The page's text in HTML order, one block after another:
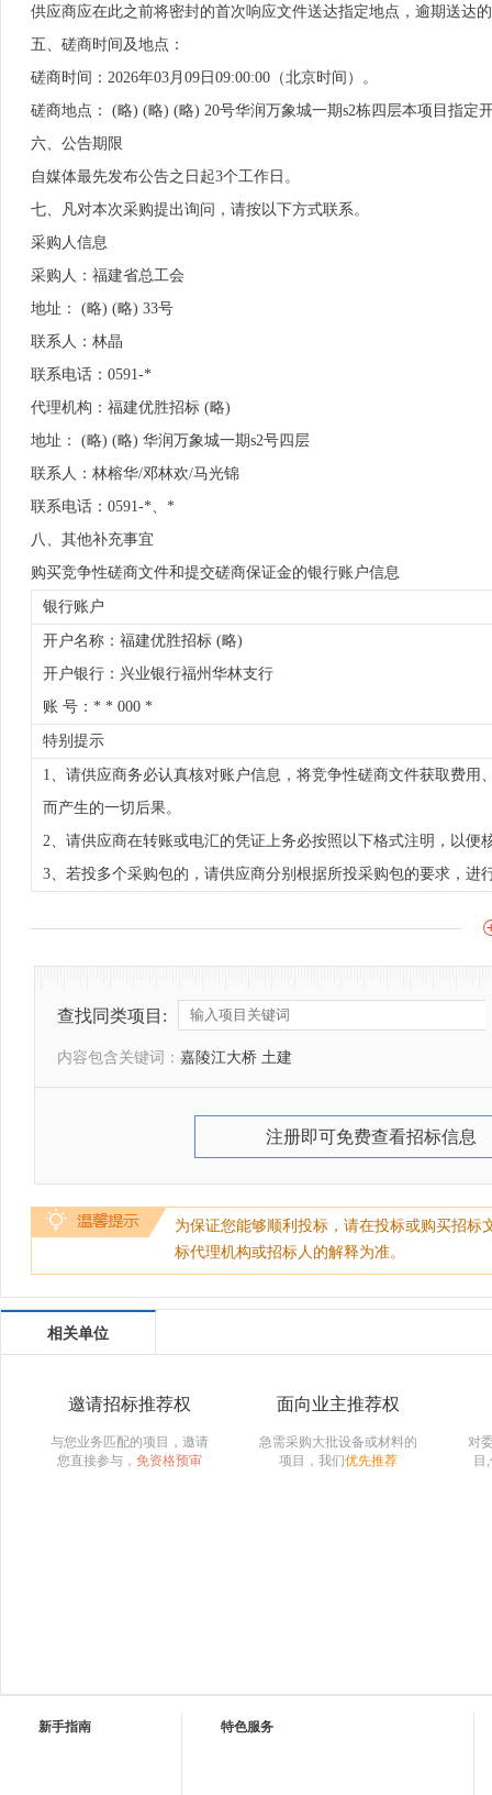
供应商应在此之前将密封的首次响应文件送达指定地点，逾期送达
五、磋商时间及地点：
磋商时间：2026年03月09日09:00:00（北京时间）。
磋商地点： (略) (略) (略) 20号华润万象城一期s2栋四层本项目指定
六、公告期限
自媒体最先发布公告之日起3个工作日。
七、凡对本次采购提出询问，请按以下方式联系。
采购人信息
采购人：福建省总工会
地址： (略) (略) 33号
联系人：林晶
联系电话：0591-*
代理机构：福建优胜招标 (略)
地址： (略) (略) 华润万象城一期s2号四层
联系人：林榕华/邓林欢/马光锦
联系电话：0591-*、*
八、其他补充事宜
购买竞争性磋商文件和提交磋商保证金的银行账户信息
银行账户
开户名称：福建优胜招标 (略)
开户银行：兴业银行福州华林支行
账 号：* * 000 *
特别提示
1、请供应商务必认真核对账户信息，将竞争性磋商文件获取费
而产生的一切后果。
2、请供应商在转账或电汇的凭证上务必按照以下格式注明，以
3、若投多个采购包的，请供应商分别根据所投采购包的要求，进
查找同类项目:
内容包含关键词： 嘉陵江大桥 土建
注册即可免费查看招标信息
为保证您能够顺利投标，请在投标或购买招
标代理机构或招标人的解释为准。
相关单位
邀请招标推荐权
与您业务匹配的项目，邀请
您直接参与， 免资格预审
面向业主推荐权
急需采购大批设备或材料的
项目，我们优先推荐
对
目
新手指南 特色服务